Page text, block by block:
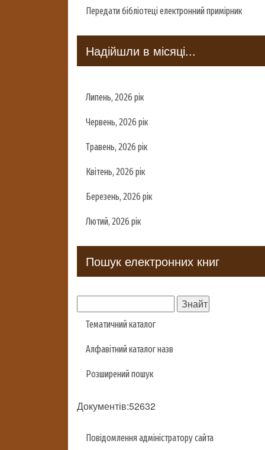
Передати бібліотеці електронний примірник
Надійшли в місяці...
Липень, 2026 рік
Червень, 2026 рік
Травень, 2026 рік
Квітень, 2026 рік
Березень, 2026 рік
Лютий, 2026 рік
Пошук електронних книг
Тематичний каталог
Алфавітний каталог назв
Розширений пошук
Документів:52632
Повідомлення адміністратору сайта